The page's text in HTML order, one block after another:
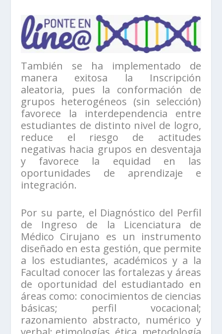
También se ha implementado de
manera exitosa la Inscripción
aleatoria, pues la conformación de
grupos heterogéneos (sin selección)
favorece la interdependencia entre
estudiantes de distinto nivel de logro,
reduce el riesgo de actitudes
negativas hacia grupos en desventaja
y favorece la equidad en las
oportunidades de aprendizaje e
integración.
Por su parte, el Diagnóstico del Perfil
de Ingreso de la Licenciatura de
Médico Cirujano es un instrumento
diseñado en esta gestión, que permite
a los estudiantes, académicos y a la
Facultad conocer las fortalezas y áreas
de oportunidad del estudiantado en
áreas como: conocimientos de ciencias
básicas; perfil vocacional;
razonamiento abstracto, numérico y